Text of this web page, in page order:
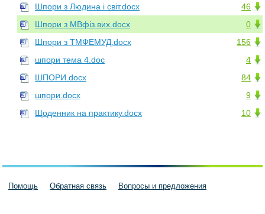
46
Шпори з Людина і світ.docx
0
Шпори з МВфіз.вих.docx
156
Шпори з ТМФЕМУД.docx
4
шпори тема 4.doc
84
ШПОРИ.docx
9
шпори.docx
10
Щоденник на практику.docx
Помощь Обратная связь Вопросы и предложения